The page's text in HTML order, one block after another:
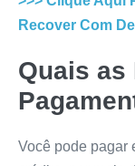
Recover Com
Quais as
Você pode pagar